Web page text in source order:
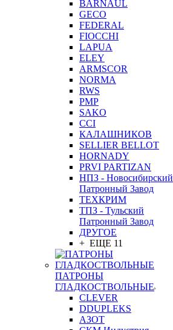
BARNAUL
GEСO
FEDERAL
FIOCCHI
LAPUA
ELEY
ARMSCOR
NORMA
RWS
PMP
SAKO
CCI
КАЛАШНИКОВ
SELLIER BELLOT
HORNADY
PRVI PARTIZAN
НПЗ - Новосибирский
Патронный Завод
ТЕХКРИМ
ТПЗ - Тульский
Патронный Завод
ДРУГОЕ
+ ЕЩЕ 11
ПАТРОНЫ
ГЛАДКОСТВОЛЬНЫЕ
CLEVER
DDUPLEKS
АЗОТ